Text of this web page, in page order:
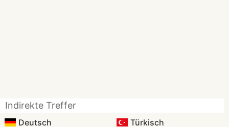
Indirekte Treffer
Deutsch Türkisch